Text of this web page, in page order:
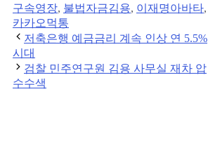
구속영장, 불법자금김용, 이재명아바타,
카카오먹통
Post
navigation
저축은행 예금금리 계속 인상 연 5.5%
시대
검찰 민주연구원 김용 사무실 재차 압
수수색